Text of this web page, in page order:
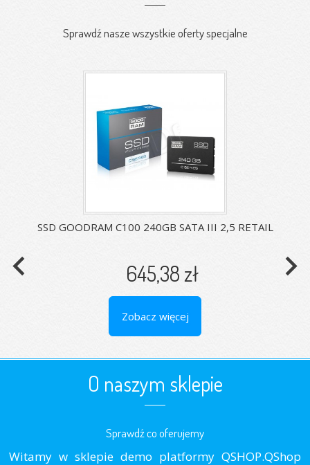
Sprawdź nasze wszystkie oferty specjalne
SSD GOODRAM C100 240GB SATA III 2,5 RETAIL
645,38 zł
Zobacz więcej
navigate_before navigate_next
O naszym sklepie
Sprawdź co oferujemy
Witamy w sklepie demo platformy QSHOP.QShop